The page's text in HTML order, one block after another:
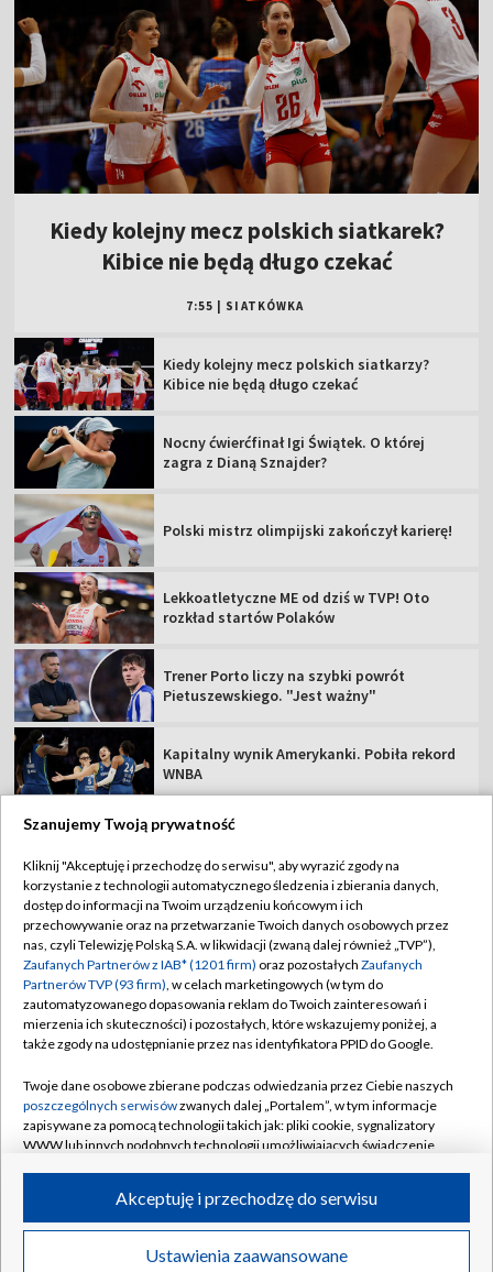
Transmisje Wideo
Kiedy kolejny mecz polskich siatkarek?
Kibice nie będą długo czekać
7:55 SIATKÓWKA
Kiedy kolejny mecz polskich siatkarzy?
Kibice nie będą długo czekać
Nocny ćwierćfinał Igi Świątek. O której
zagra z Dianą Sznajder?
Polski mistrz olimpijski zakończył karierę!
Lekkoatletyczne ME od dziś w TVP! Oto
rozkład startów Polaków
Trener Porto liczy na szybki powrót
Pietuszewskiego. "Jest ważny"
Kapitalny wynik Amerykanki. Pobiła rekord
WNBA
TVP
Abonament TVP
Sklep TVP
Biuro Reklamy
Oferta Handlowa
Emisja w TVP
Rada Programowa
Ogłoszenia przetargowe
Akademia Telewizyjna
Regulamin TVP
Polityka prywatności
Moje zgody
Biuro reklamy
Kanały
©2026 Telewizja Polska Spółka Akcyjna w likwidacji
Szanujemy Twoją prywatność
Kliknij "Akceptuję i przechodzę do serwisu", aby wyrazić zgody na
korzystanie z technologii automatycznego śledzenia i zbierania danych,
dostęp do informacji na Twoim urządzeniu końcowym i ich
przechowywanie oraz na przetwarzanie Twoich danych osobowych przez
nas, czyli Telewizję Polską S.A. w likwidacji (zwaną dalej również „TVP”),
Zaufanych Partnerów z IAB* (1201 firm) oraz pozostałych Zaufanych
Partnerów TVP (93 firm), w celach marketingowych (w tym do
zautomatyzowanego dopasowania reklam do Twoich zainteresowań i
mierzenia ich skuteczności) i pozostałych, które wskazujemy poniżej, a
także zgody na udostępnianie przez nas identyfikatora PPID do Google.
Twoje dane osobowe zbierane podczas odwiedzania przez Ciebie naszych
poszczególnych serwisówzwanych dalej „Portalem”, w tym informacje
zapisywane za pomocą technologii takich jak: pliki cookie, sygnalizatory
WWW lub innych podobnych technologii umożliwiających świadczenie
ruchu w Internecie.
Twoje dane osobowe zbierane podczas odwiedzania przez Ciebie
poszczególnych serwisówna Portalu, takie jak adresy IP, identyfikatory
Ustawienia zaawansowane
Akceptuję i przechodzę do serwisu